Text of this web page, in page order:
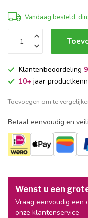
Vandaag besteld,
Klantenbeoordeling
10+ jaar
Toevoegen om te
Betaal eenvoudig en
Wenst u een
Vraag eenvoudig
onze klantenservice